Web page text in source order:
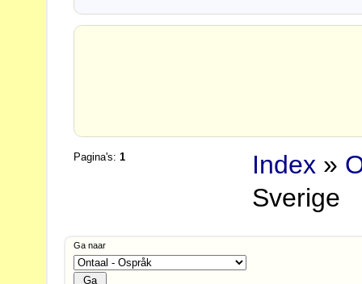
Pagina's:1 Index »
Sverige
Ga naar